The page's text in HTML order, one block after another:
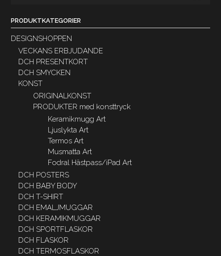
PRODUKTKATEGORIER
DESIGNSHOPPEN
VECKANS ERBJUDANDE
DCH PRESENTKORT
DCH SMYCKEN
KONST
ORIGINALKONST
PRODUKTER med konsttryck
Keramikmugg Art
Ljuslykta Art
Termos Art
Musmatta Art
Fodral Hästpass/iPad Art
DCH POSTERS
DCH BABY BODY
DCH T-SHIRT
DCH EMALJMUGGAR
DCH KERAMIKMUGGAR
DCH SPORTFLASKOR
DCH FLASKOR
DCH TERMOSFLASKOR